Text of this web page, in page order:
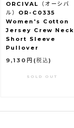
ORCIVAL（オーシバ
ル）OR-C0335
Women's Cotton
Jersey Crew Neck
Short Sleeve
Pullover
9,130円 (税込)
SOLD OUT